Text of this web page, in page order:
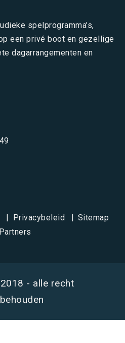
spelprogramma’s,
een privé boot en gezellige
dagarrangementen en
Privacybeleid
Sitemap
Partners
- alle recht